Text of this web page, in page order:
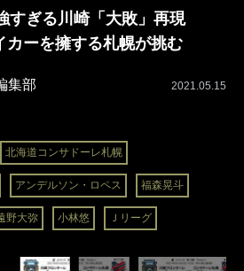
すぎる川崎「大敗」再現
ーを擁する札幌が挑む
集部 2021.05.15
北海道コンサドーレ札幌
アンデルソン・ロペス 福森晃斗
野大弥 小林悠 Ｊリーグ